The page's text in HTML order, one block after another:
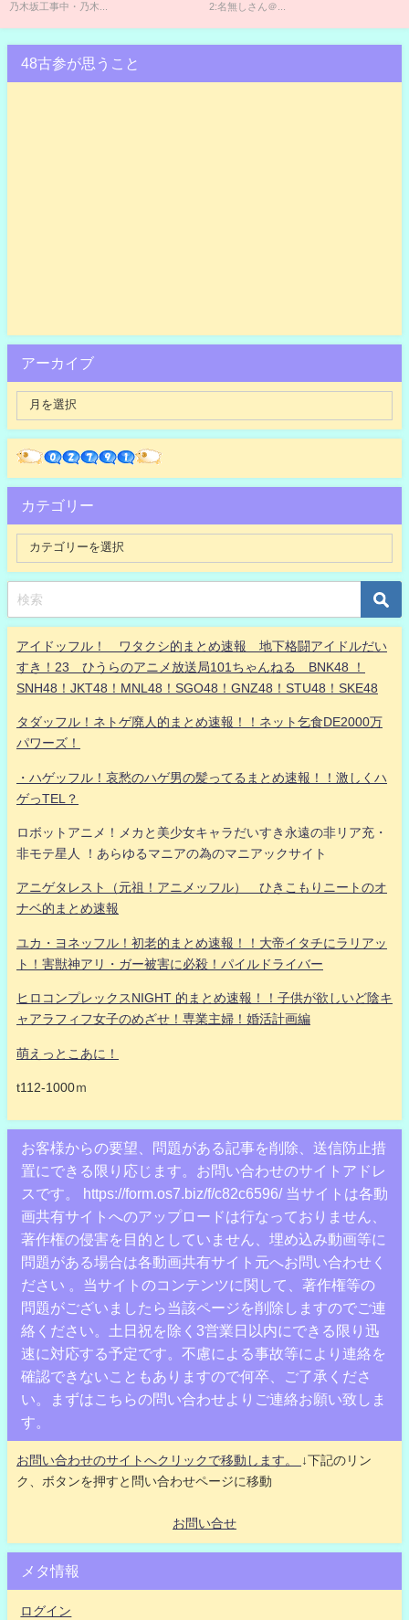
乃木坂工事中・乃木...
2:名無しさん＠...
48古参が思うこと
アーカイブ
カテゴリー
アイドッフル！ ワタクシ的まとめ速報 地下格闘アイドルだい
すき！23 ひうらのアニメ放送局101ちゃんねる BNK48 ！
SNH48！JKT48！MNL48！SGO48！GNZ48！STU48！SKE48
タダッフル！ネトゲ廃人的まとめ速報！！ネット乞食DE2000万
パワーズ！
・ハゲッフル！哀愁のハゲ男の髪ってるまとめ速報！！激しくハ
ゲっTEL？
ロボットアニメ！メカと美少女キャラだいすき永遠の非リア充・
非モテ星人 ！あらゆるマニアの為のマニアックサイト
アニゲタレスト（元祖！アニメッフル） ひきこもりニートのオ
ナベ的まとめ速報
ユカ・ヨネッフル！初老的まとめ速報！！大帝イタチにラリアッ
ト！害獣神アリ・ガー被害に必殺！パイルドライバー
ヒロコンプレックスNIGHT 的まとめ速報！！子供が欲しいど陰キ
ャアラフィフ女子のめざせ！専業主婦！婚活計画編
萌えっとこあに！
t112-1000ｍ
お客様からの要望、問題がある記事を削除、送信防止措
置にできる限り応じます。お問い合わせのサイトアドレ
スです。 https://form.os7.biz/f/c82c6596/ 当サイトは各動
画共有サイトへのアップロードは行なっておりません、
著作権の侵害を目的としていません、埋め込み動画等に
問題がある場合は各動画共有サイト元へお問い合わせく
ださい 。当サイトのコンテンツに関して、著作権等の
問題がございましたら当該ページを削除しますのでご連
絡ください。土日祝を除く3営業日以内にできる限り迅
速に対応する予定です。不慮による事故等により連絡を
確認できないこともありますので何卒、ご了承くださ
い。まずはこちらの問い合わせよりご連絡お願い致しま
す。
お問い合わせのサイトへクリックで移動します。
↓下記のリン
ク、ボタンを押すと問い合わせページに移動
お問い合せ
メタ情報
ログイン